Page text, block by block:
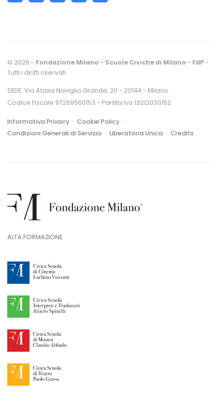
© 2026 - Fondazione Milano - Scuole Civiche di Milano - FdP-
Tutti i diritti riservati
SEDE: Via Alzaia Naviglio Grande, 20 - 20144 - Milano
Codice Fiscale 97269560153 - Partita Iva 13212030152
Informativa Privacy · Cookie Policy ·
Condizioni Generali di Servizio · Liberatoria Unica · Credits
ALTA FORMAZIONE